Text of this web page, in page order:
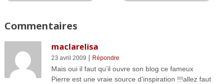
Commentaires
maclarelisa
23 avril 2009 | Répondre
Mais oui il faut qu’il ouvre son blog ce fameux
Pierre est une vraie source d’inspiration !!!allez faut